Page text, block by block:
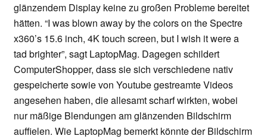
glänzendem Display keine zu großen Probleme bereitet
hätten. “I was blown away by the colors on the Spectre
x360’s 15.6 inch, 4K touch screen, but I wish it were a
tad brighter”, sagt LaptopMag. Dagegen schildert
ComputerShopper, dass sie sich verschiedene nativ
gespeicherte sowie von Youtube gestreamte Videos
angesehen haben, die allesamt scharf wirkten, wobei
nur mäßige Blendungen am glänzenden Bildschirm
auffielen. Wie LaptopMag bemerkt könnte der Bildschirm